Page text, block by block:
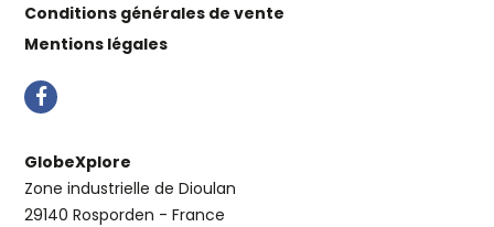
Conditions générales de vente
Mentions légales
GlobeXplore
Zone industrielle de Dioulan
29140 Rosporden - France